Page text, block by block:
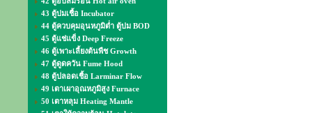
43 ตู้บ่มเชื้อ Incubator
44 ตู้ควบคุมอุนหภูมิต่ำ ตู้บ่ม BOD
45 ตู้แช่แข็ง Deep Freeze
46 ตู้เพาะเลี้ยงต้นพืช Growth
47 ตู้ดูดควัน Fume Hood
48 ตู้ปลอดเชื้อ Larminar Flow
49 เตาเผาอุณหภูมิสูง Furnace
50 เตาหลุม Heating Mantle